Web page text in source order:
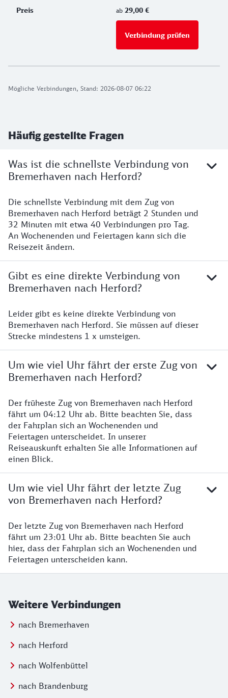
Mögliche Verbindungen, Stand: 2026-08-07 06:22
ab 29,00 €
Verbindung prüfen
Häufig gestellte Fragen
Was ist die schnellste Verbindung von
Bremerhaven nach Herford?
Die schnellste Verbindung mit dem Zug von
Bremerhaven nach Herford beträgt 2 Stunden und
32 Minuten mit etwa 40 Verbindungen pro Tag.
An Wochenenden und Feiertagen kann sich die
Reisezeit ändern.
Gibt es eine direkte Verbindung von
Bremerhaven nach Herford?
Leider gibt es keine direkte Verbindung von
Bremerhaven nach Herford. Sie müssen auf dieser
Strecke mindestens 1 x umsteigen.
Um wie viel Uhr fährt der erste Zug von
Bremerhaven nach Herford?
Der früheste Zug von Bremerhaven nach Herford
fährt um 04:12 Uhr ab. Bitte beachten Sie, dass
der Fahrplan sich an Wochenenden und
Feiertagen unterscheidet. In unserer
Reiseauskunft erhalten Sie alle Informationen auf
einen Blick.
Um wie viel Uhr fährt der letzte Zug
von Bremerhaven nach Herford?
Der letzte Zug von Bremerhaven nach Herford
fährt um 23:01 Uhr ab. Bitte beachten Sie auch
hier, dass der Fahrplan sich an Wochenenden und
Feiertagen unterscheiden kann.
Weitere Verbindungen
nach Bremerhaven
nach Herford
nach Wolfenbüttel
nach Brandenburg